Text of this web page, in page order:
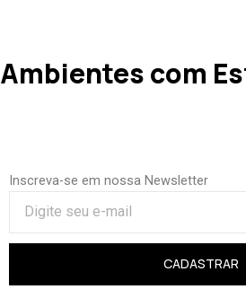
Ambientes com
Inscreva-se em nossa Newsletter
CADASTRAR